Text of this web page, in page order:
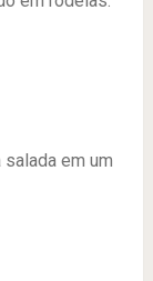
em um